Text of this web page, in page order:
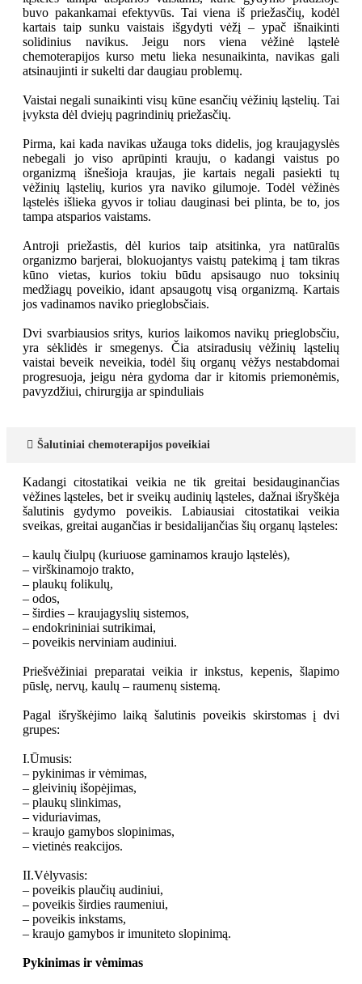
buvo pakankamai efektyvūs. Tai viena iš priežasčių, kodėl
kartais taip sunku vaistais išgydyti vėžį – ypač išnaikinti
solidinius navikus. Jeigu nors viena vėžinė ląstelė
chemoterapijos kurso metu lieka nesunaikinta, navikas gali
atsinaujinti ir sukelti dar daugiau problemų.
Vaistai negali sunaikinti visų kūne esančių vėžinių ląstelių. Tai
įvyksta dėl dviejų pagrindinių priežasčių.
Pirma, kai kada navikas užauga toks didelis, jog kraujagyslės
nebegali jo viso aprūpinti krauju, o kadangi vaistus po
organizmą išnešioja kraujas, jie kartais negali pasiekti tų
vėžinių ląstelių, kurios yra naviko gilumoje. Todėl vėžinės
ląstelės išlieka gyvos ir toliau dauginasi bei plinta, be to, jos
tampa atsparios vaistams.
Antroji priežastis, dėl kurios taip atsitinka, yra natūralūs
organizmo barjerai, blokuojantys vaistų patekimą į tam tikras
kūno vietas, kurios tokiu būdu apsisaugo nuo toksinių
medžiagų poveikio, idant apsaugotų visą organizmą. Kartais
jos vadinamos naviko prieglobsčiais.
Dvi svarbiausios sritys, kurios laikomos navikų prieglobsčiu,
yra sėklidės ir smegenys. Čia atsiradusių vėžinių ląstelių
vaistai beveik neveikia, todėl šių organų vėžys nestabdomai
progresuoja, jeigu nėra gydoma dar ir kitomis priemonėmis,
pavyzdžiui, chirurgija ar spinduliais
Šalutiniai chemoterapijos poveikiai
Kadangi citostatikai veikia ne tik greitai besidauginančias
vėžines ląsteles, bet ir sveikų audinių ląsteles, dažnai išryškėja
šalutinis gydymo poveikis. Labiausiai citostatikai veikia
sveikas, greitai augančias ir besidalijančias šių organų ląsteles:
– kaulų čiulpų (kuriuose gaminamos kraujo ląstelės),
– virškinamojo trakto,
– plaukų folikulų,
– odos,
– širdies – kraujagyslių sistemos,
– endokrininiai sutrikimai,
– poveikis nerviniam audiniui.
Priešvėžiniai preparatai veikia ir inkstus, kepenis, šlapimo
pūslę, nervų, kaulų – raumenų sistemą.
Pagal išryškėjimo laiką šalutinis poveikis skirstomas į dvi
grupes:
I.Ūmusis:
– pykinimas ir vėmimas,
– gleivinių išopėjimas,
– plaukų slinkimas,
– viduriavimas,
– kraujo gamybos slopinimas,
– vietinės reakcijos.
II.Vėlyvasis:
– poveikis plaučių audiniui,
– poveikis širdies raumeniui,
– poveikis inkstams,
– kraujo gamybos ir imuniteto slopinimą.
Pykinimas ir vėmimas